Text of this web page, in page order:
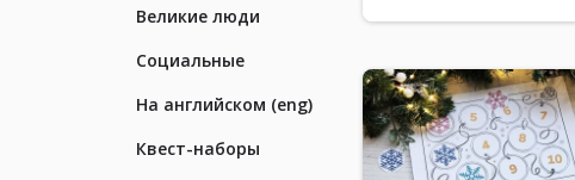
Великие люди
Социальные
На английском (eng)
Квест-наборы